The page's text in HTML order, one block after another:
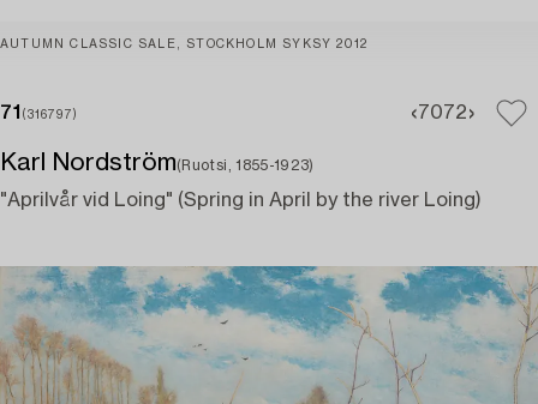
AUTUMN CLASSIC SALE, STOCKHOLM SYKSY 2012
71 (316797) 7072
Karl Nordström(Ruotsi, 1855-1923)
"Aprilvår vid Loing" (Spring in April by the river Loing)